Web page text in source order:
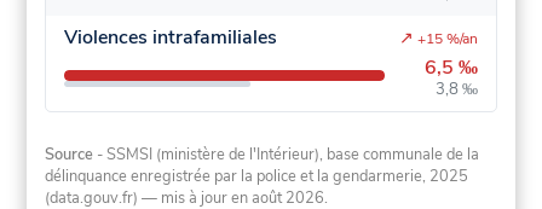
Violences intrafamiliales
6,5 ‰
3,8 ‰
↗ +15 %/an
Source - SSMSI (ministère de l'Intérieur), base communale de la
délinquance enregistrée par la police et la gendarmerie, 2025
(data.gouv.fr) — mis à jour en août 2026.